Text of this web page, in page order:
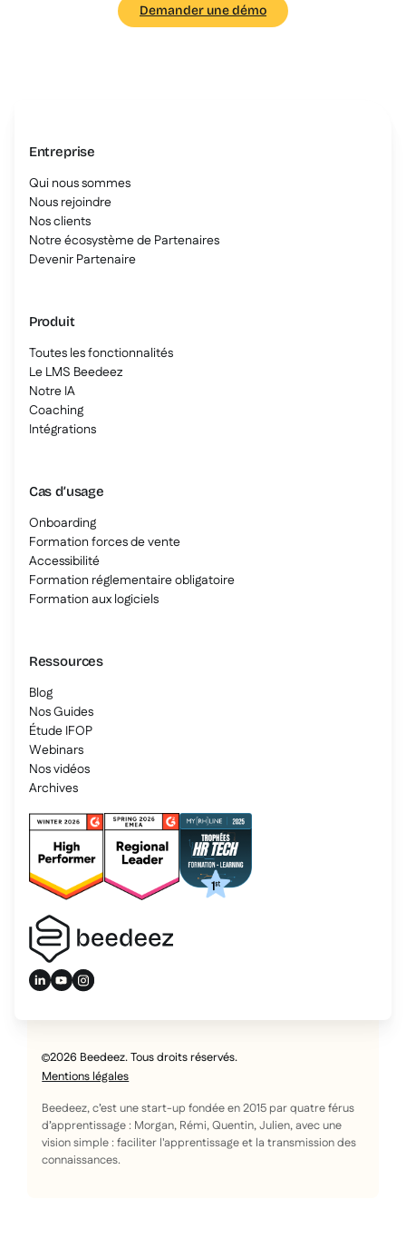
Demander une démo
Entreprise
Qui nous sommes
Nous rejoindre
Nos clients
Notre écosystème de Partenaires
Devenir Partenaire
Produit
Toutes les fonctionnalités
Le LMS Beedeez
Notre IA
Coaching
Intégrations
Cas d’usage
Onboarding
Formation forces de vente
Accessibilité
Formation réglementaire obligatoire
Formation aux logiciels
Ressources
Blog
Nos Guides
Étude IFOP
Webinars
Nos vidéos
Archives
2026 Beedeez. Tous droits réservés.
Mentions légales
Beedeez, c’est une start-up fondée en 2015 par quatre férus
d’apprentissage : Morgan, Rémi, Quentin, Julien, avec une
vision simple : faciliter l'apprentissage et la transmission des
connaissances.